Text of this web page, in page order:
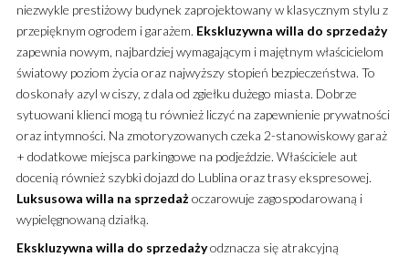
niezwykle prestiżowy budynek zaprojektowany w klasycznym stylu z
przepięknym ogrodem i garażem. Ekskluzywna willa do sprzedaży
zapewnia nowym, najbardziej wymagającym i majętnym właścicielom
światowy poziom życia oraz najwyższy stopień bezpieczeństwa. To
doskonały azyl w ciszy, z dala od zgiełku dużego miasta. Dobrze
sytuowani klienci mogą tu również liczyć na zapewnienie prywatności
oraz intymności. Na zmotoryzowanych czeka 2-stanowiskowy garaż
+ dodatkowe miejsca parkingowe na podjeździe. Właściciele aut
docenią również szybki dojazd do Lublina oraz trasy ekspresowej.
Luksusowa willa na sprzedażoczarowuje zagospodarowaną i
wypielęgnowaną działką.
Ekskluzywna willa do sprzedażyodznacza się atrakcyjną